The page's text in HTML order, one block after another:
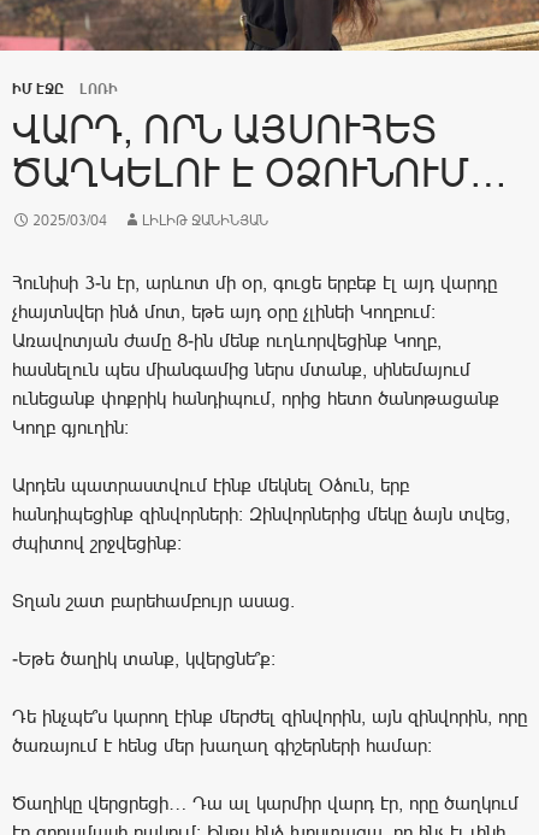
ԻՄ ԷՋԸ ԼՈՌԻ
ՎԱՐԴ, ՈՐՆ ԱՅՍՈՒՀԵՏ
ԾԱՂԿԵԼՈՒ Է ՕՁՈՒՆՈՒՄ…
2025/03/04 ԼԻԼԻԹ ՋԱՆԻՆՅԱՆ
Հունիսի 3-ն էր, արևոտ մի օր, գուցե երբեք էլ այդ վարդը
չհայտնվեր ինձ մոտ, եթե այդ օրը չլինեի Կողբում։
Առավոտյան ժամը 8-ին մենք ուղևորվեցինք Կողբ,
հասնելուն պես միանգամից ներս մտանք, սինեմայում
ունեցանք փոքրիկ հանդիպում, որից հետո ծանոթացանք
Կողբ գյուղին։
Արդեն պատրաստվում էինք մեկնել Օձուն, երբ
հանդիպեցինք զինվորների: Զինվորներից մեկը ձայն տվեց,
ժպիտով շրջվեցինք։
Տղան շատ բարեհամբույր ասաց.
-Եթե ծաղիկ տանք, կվերցնե՞ք։
Դե ինչպե՞ս կարող էինք մերժել զինվորին, այն զինվորին, որը
ծառայում է հենց մեր խաղաղ գիշերների համար։
Ծաղիկը վերցրեցի… Դա ալ կարմիր վարդ էր, որը ծաղկում